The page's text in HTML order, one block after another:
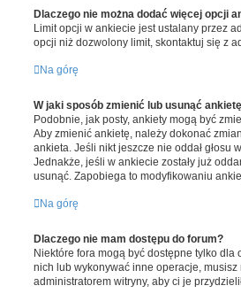
Dlaczego nie można dodać więcej opcji
Limit opcji w ankiecie jest ustalany przez
opcji niż dozwolony limit, skontaktuj się z
Na górę
W jaki sposób zmienić lub usunąć
Podobnie, jak posty, ankiety mogą być
Aby zmienić ankietę, należy dokonać
ankieta. Jeśli nikt jeszcze nie oddał
Jednakże, jeśli w ankiecie zostały już
usunąć. Zapobiega to modyfikowaniu
Na górę
Dlaczego nie mam dostępu do forum?
Niektóre fora mogą być dostępne tylko
nich lub wykonywać inne operacje,
administratorem witryny, aby ci je